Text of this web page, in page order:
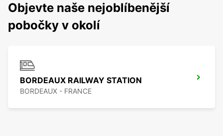
Objevte naše nejoblíbenější
pobočky v okolí
BORDEAUX RAILWAY STATION
BORDEAUX - FRANCE